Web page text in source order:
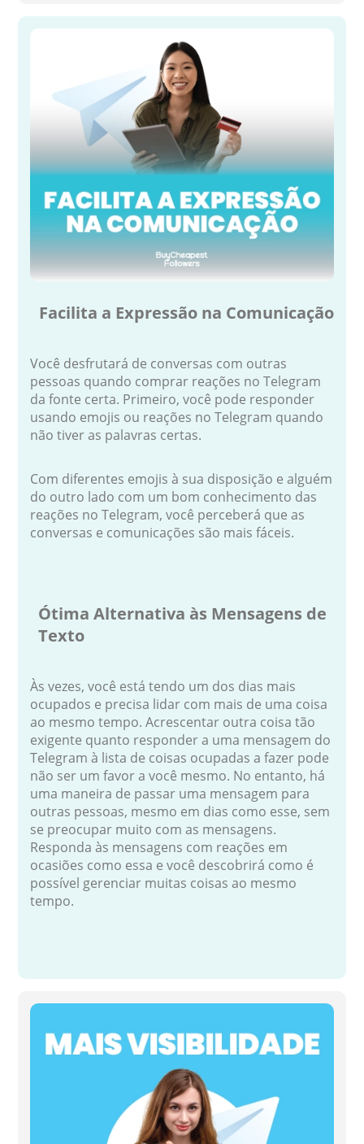
Facilita a Expressão na Comunicação
Você desfrutará de conversas com outras
pessoas quando comprar reações no Telegram
da fonte certa. Primeiro, você pode responder
usando emojis ou reações no Telegram quando
não tiver as palavras certas.
Com diferentes emojis à sua disposição e alguém
do outro lado com um bom conhecimento das
reações no Telegram, você perceberá que as
conversas e comunicações são mais fáceis.
Ótima Alternativa às Mensagens de
Texto
Às vezes, você está tendo um dos dias mais
ocupados e precisa lidar com mais de uma coisa
ao mesmo tempo. Acrescentar outra coisa tão
exigente quanto responder a uma mensagem do
Telegram à lista de coisas ocupadas a fazer pode
não ser um favor a você mesmo. No entanto, há
uma maneira de passar uma mensagem para
outras pessoas, mesmo em dias como esse, sem
se preocupar muito com as mensagens.
Responda às mensagens com reações em
ocasiões como essa e você descobrirá como é
possível gerenciar muitas coisas ao mesmo
tempo.